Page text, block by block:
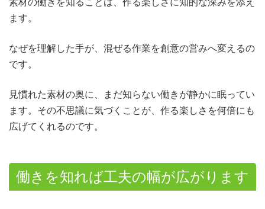
ます。
なぜを理解した手が、混ぜる作業を創意の営みへ変えるの
です。
見慣れた素材の奥に、まだ知らない働きが静かに眠ってい
ます。その不思議に気づくことが、作る楽しさを何倍にも
広げてくれるのです。
働きを知れば工夫の幅が広がります